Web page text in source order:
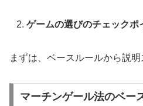
ゲームの選びのチェックポ
まずは、ベースルールから説明
マーチンゲール法のベー